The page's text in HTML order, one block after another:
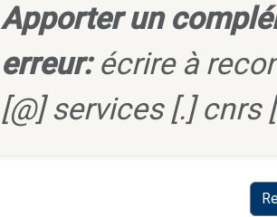
Apporter un
erreur:écrire à
[@] services [.] cnrs